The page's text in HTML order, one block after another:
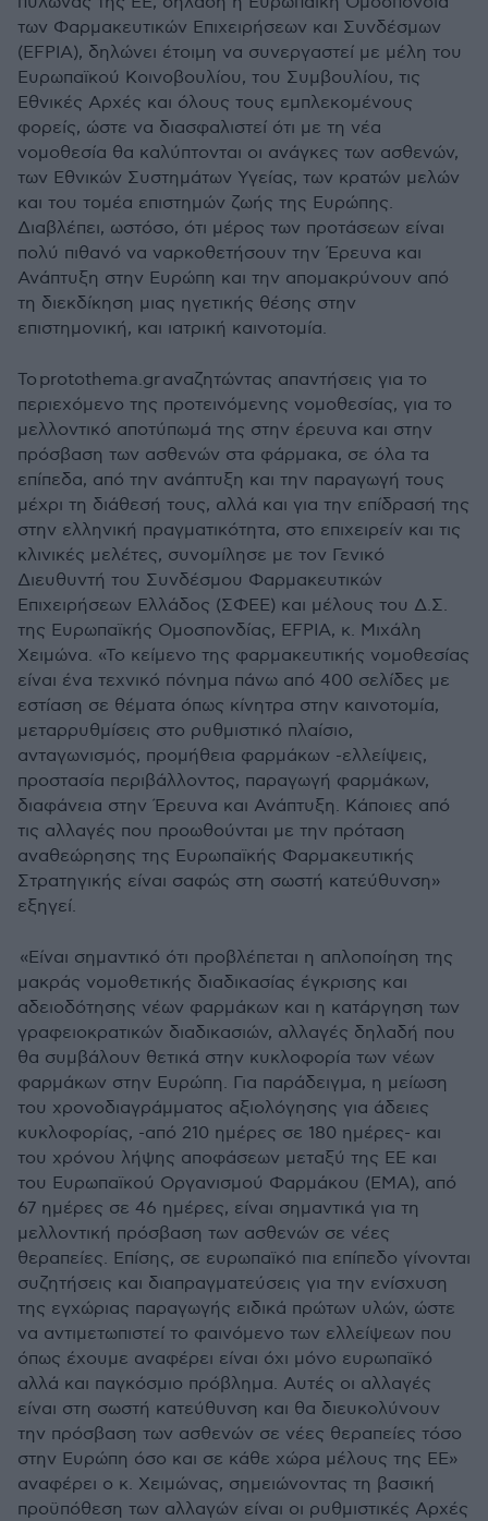
των Φαρμακευτικών Επιχειρήσεων και Συνδέσμων
(EFPIA), δηλώνει έτοιμη να συνεργαστεί με μέλη του
Ευρωπαϊκού Κοινοβουλίου, του Συμβουλίου, τις
Εθνικές Αρχές και όλους τους εμπλεκομένους
φορείς, ώστε να διασφαλιστεί ότι με τη νέα
νομοθεσία θα καλύπτονται οι ανάγκες των ασθενών,
των Εθνικών Συστημάτων Υγείας, των κρατών μελών
και του τομέα επιστημών ζωής της Ευρώπης.
Διαβλέπει, ωστόσο, ότι μέρος των προτάσεων είναι
πολύ πιθανό να ναρκοθετήσουν την Έρευνα και
Ανάπτυξη στην Ευρώπη και την απομακρύνουν από
τη διεκδίκηση μιας ηγετικής θέσης στην
επιστημονική, και ιατρική καινοτομία.
Το protothema.gr αναζητώντας απαντήσεις για το
περιεχόμενο της προτεινόμενης νομοθεσίας, για το
μελλοντικό αποτύπωμά της στην έρευνα και στην
πρόσβαση των ασθενών στα φάρμακα, σε όλα τα
επίπεδα, από την ανάπτυξη και την παραγωγή τους
μέχρι τη διάθεσή τους, αλλά και για την επίδρασή της
στην ελληνική πραγματικότητα, στο επιχειρείν και τις
κλινικές μελέτες, συνομίλησε με τον Γενικό
Διευθυντή του Συνδέσμου Φαρμακευτικών
Επιχειρήσεων Ελλάδος (ΣΦΕΕ) και μέλους του Δ.Σ.
της Ευρωπαϊκής Ομοσπονδίας, EFPIA, κ. Μιχάλη
Χειμώνα. «Το κείμενο της φαρμακευτικής νομοθεσίας
είναι ένα τεχνικό πόνημα πάνω από 400 σελίδες με
εστίαση σε θέματα όπως κίνητρα στην καινοτομία,
μεταρρυθμίσεις στο ρυθμιστικό πλαίσιο,
ανταγωνισμός, προμήθεια φαρμάκων -ελλείψεις,
προστασία περιβάλλοντος, παραγωγή φαρμάκων,
διαφάνεια στην Έρευνα και Ανάπτυξη. Κάποιες από
τις αλλαγές που προωθούνται με την πρόταση
αναθεώρησης της Ευρωπαϊκής Φαρμακευτικής
Στρατηγικής είναι σαφώς στη σωστή κατεύθυνση»
εξηγεί.
«Είναι σημαντικό ότι προβλέπεται η απλοποίηση της
μακράς νομοθετικής διαδικασίας έγκρισης και
αδειοδότησης νέων φαρμάκων και η κατάργηση των
γραφειοκρατικών διαδικασιών, αλλαγές δηλαδή που
θα συμβάλουν θετικά στην κυκλοφορία των νέων
φαρμάκων στην Ευρώπη. Για παράδειγμα, η μείωση
του χρονοδιαγράμματος αξιολόγησης για άδειες
κυκλοφορίας, -από 210 ημέρες σε 180 ημέρες- και
του χρόνου λήψης αποφάσεων μεταξύ της EΕ και
του Ευρωπαϊκού Οργανισμού Φαρμάκου (ΕΜΑ), από
67 ημέρες σε 46 ημέρες, είναι σημαντικά για τη
μελλοντική πρόσβαση των ασθενών σε νέες
θεραπείες. Επίσης, σε ευρωπαϊκό πια επίπεδο γίνονται
συζητήσεις και διαπραγματεύσεις για την ενίσχυση
της εγχώριας παραγωγής ειδικά πρώτων υλών, ώστε
να αντιμετωπιστεί το φαινόμενο των ελλείψεων που
όπως έχουμε αναφέρει είναι όχι μόνο ευρωπαϊκό
αλλά και παγκόσμιο πρόβλημα. Αυτές οι αλλαγές
είναι στη σωστή κατεύθυνση και θα διευκολύνουν
την πρόσβαση των ασθενών σε νέες θεραπείες τόσο
στην Ευρώπη όσο και σε κάθε χώρα μέλους της ΕΕ»
αναφέρει ο κ. Χειμώνας, σημειώνοντας τη βασική
προϋπόθεση των αλλαγών είναι οι ρυθμιστικές Αρχές